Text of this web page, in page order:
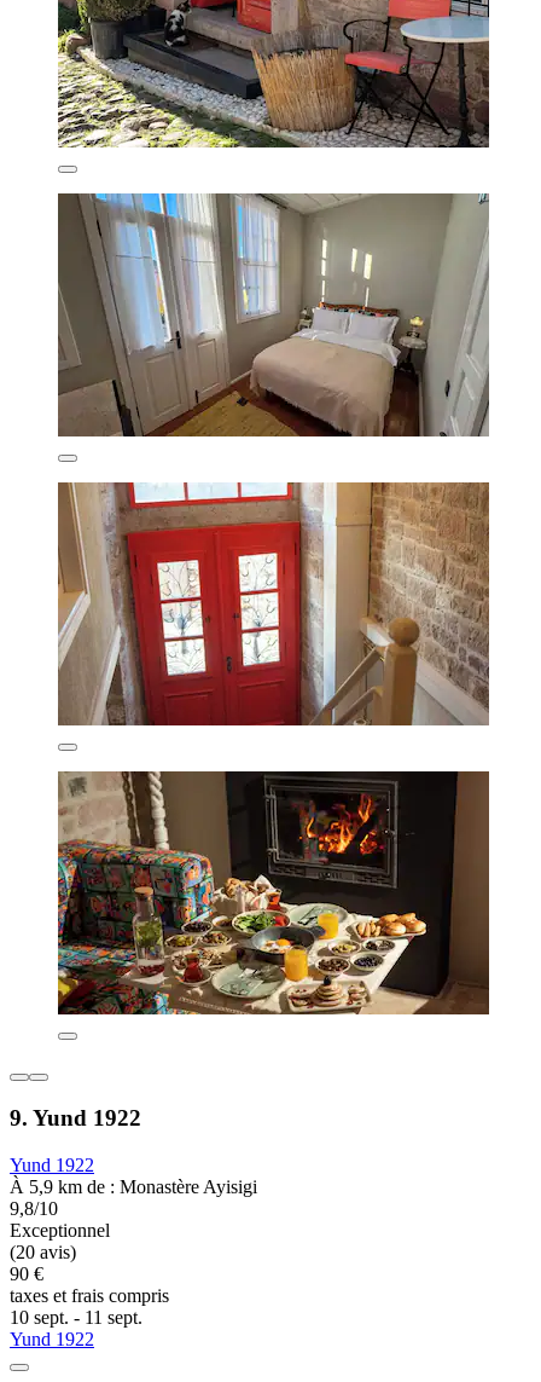
9. Yund 1922
Yund 1922
À 5,9 km de : Monastère Ayisigi
9,8/10
Exceptionnel
(20 avis)
90 €
taxes et frais compris
10 sept. - 11 sept.
Yund 1922